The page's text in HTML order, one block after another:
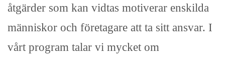
åtgärder som kan vidtas motiverar enskilda
människor och företagare att ta sitt ansvar. I
vårt program talar vi mycket om